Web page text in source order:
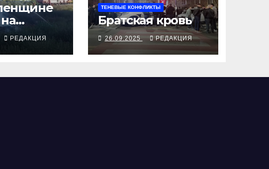
РЕДАКЦИЯ
ТЕНЕВЫЕ КОНФЛИКТЫ
Братская кровь
26.09.2025 РЕДАКЦИЯ